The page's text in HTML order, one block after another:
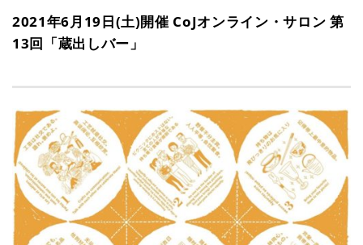
2021年6月19日(土)開催 CoJオンライン・サロン 第
13回「蔵出しバー」